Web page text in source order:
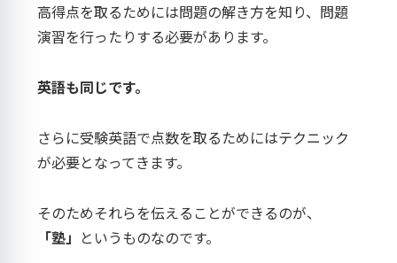
高得点を取るためには問題の解き方を知り、問題
演習を行ったりする必要があります。
英語も同じです。
さらに受験英語で点数を取るためにはテクニック
が必要となってきます。
そのためそれらを伝えることができるのが、
「塾」 というものなのです。